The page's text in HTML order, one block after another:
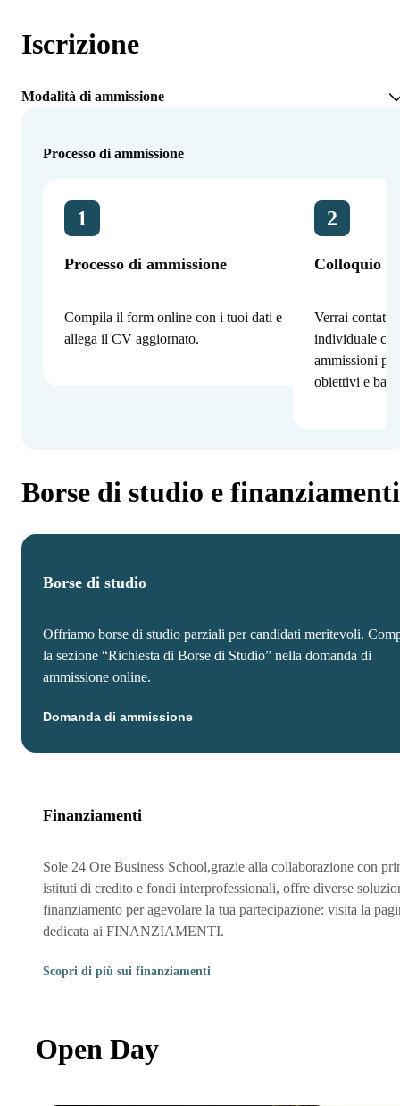
Iscrizione
Modalità di ammissione
Processo di ammissione
1
Processo di ammissione
Compila il form online con i tuoi dati e
allega il CV aggiornato.
2
Colloquio
Verrai
individuale
ammissioni
obiettivi e
Borse di studio e finanziamenti
Borse di studio
Offriamo borse di studio parziali per candidati meritevoli.
la sezione “Richiesta di Borse di Studio” nella domanda di
ammissione online.
Domanda di ammissione
Finanziamenti
Sole 24 Ore Business School,grazie alla collaborazione con
istituti di credito e fondi interprofessionali, offre diverse
finanziamento per agevolare la tua partecipazione: visita la
dedicata ai FINANZIAMENTI.
Scopri di più sui finanziamenti
Open Day